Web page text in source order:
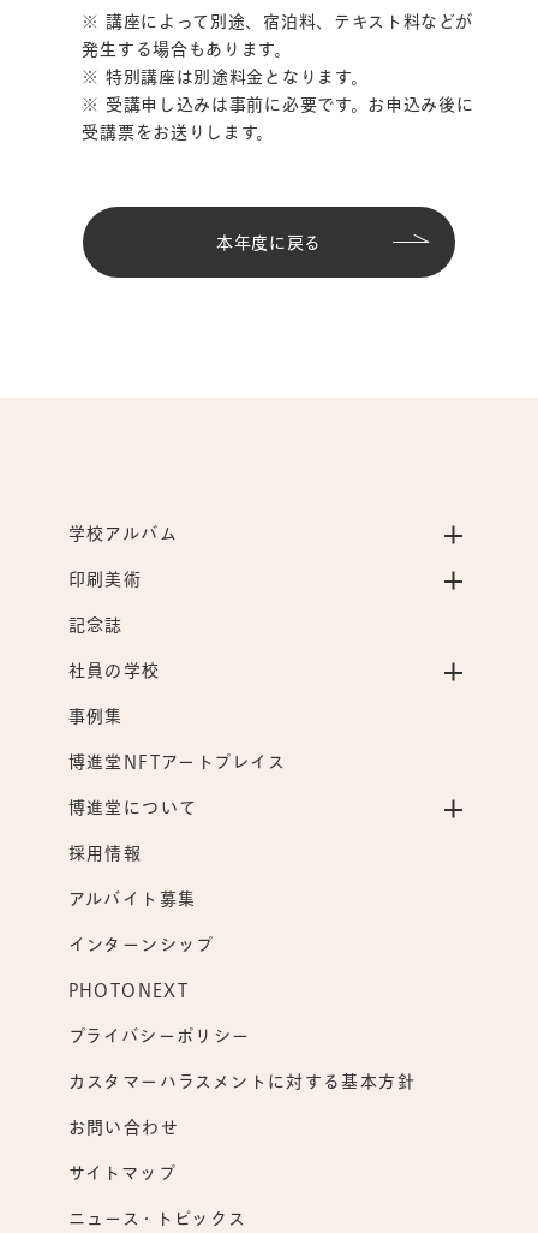
講座によって別途、宿泊料、テキスト料などが
発生する場合もあります。
特別講座は別途料金となります。
受講申し込みは事前に必要です。お申込み後に
受講票をお送りします。
本年度に戻る
学校アルバム
印刷美術
記念誌
社員の学校
事例集
博進堂NFTアートプレイス
博進堂について
採用情報
アルバイト募集
インターンシップ
PHOTONEXT
プライバシーポリシー
カスタマーハラスメントに対する基本方針
お問い合わせ
サイトマップ
ニュース・トピックス